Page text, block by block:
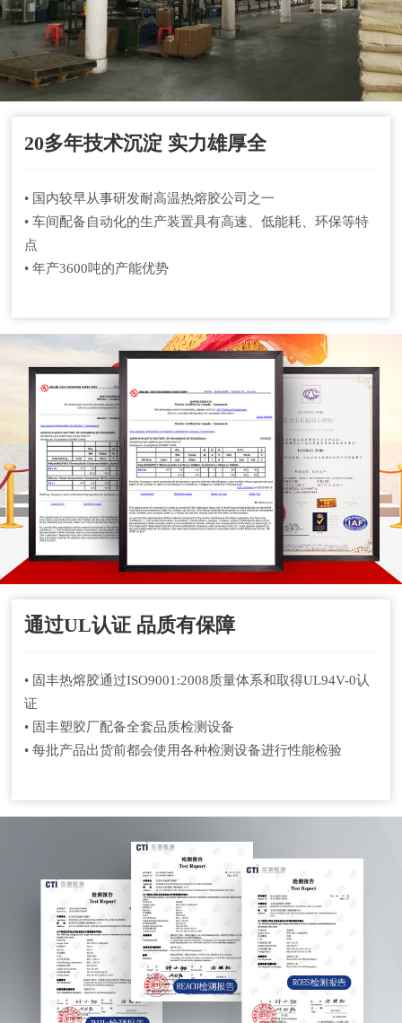
20多年技术沉淀 实力雄厚全
• 国内较早从事研发耐高温热熔胶公司之一
• 车间配备自动化的生产装置具有高速、低能耗、环保等特
点
• 年产3600吨的产能优势
通过UL认证 品质有保障
• 固丰热熔胶通过ISO9001:2008质量体系和取得UL94V-0认
证
• 固丰塑胶厂配备全套品质检测设备
• 每批产品出货前都会使用各种检测设备进行性能检验